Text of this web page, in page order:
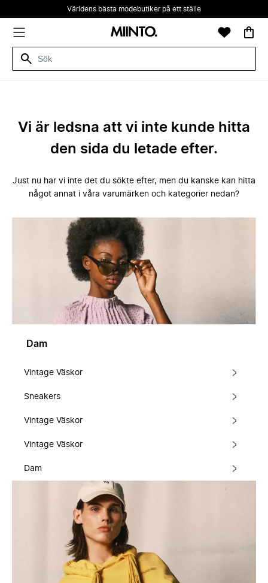
Världens bästa modebutiker på ett ställe
Vi är ledsna att vi inte kunde hitta
den sida du letade efter.
Just nu har vi inte det du sökte efter, men du kanske kan hitta
något annat i våra varumärken och kategorier nedan?
Dam
Vintage Väskor
Sneakers
Vintage Väskor
Vintage Väskor
Dam